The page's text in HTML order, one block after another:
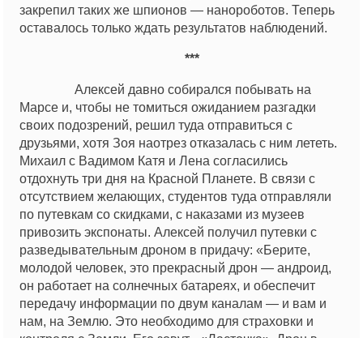
закрепил таких же шпионов — нанороботов. Теперь
оставалось только ждать результатов наблюдений.
***
Алексей давно собирался побывать на
Марсе и, чтобы не томиться ожиданием разгадки
своих подозрений, решил туда отправиться с
друзьями, хотя Зоя наотрез отказалась с ним лететь.
Михаил с Вадимом Катя и Лена согласились
отдохнуть три дня на Красной Планете. В связи с
отсутствием желающих, студентов туда отправляли
по путевкам со скидками, с наказами из музеев
привозить экспонаты. Алексей получил путевки с
разведывательным дроном в придачу: «Берите,
молодой человек, это прекрасный дрон — андроид,
он работает на солнечных батареях, и обеспечит
передачу информации по двум каналам — и вам и
нам, на Землю. Это необходимо для страховки и